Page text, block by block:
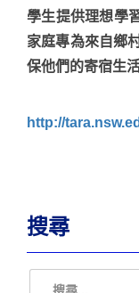
學生提供理想學
家庭專為來自鄉
保他們的寄宿生
http://
搜尋